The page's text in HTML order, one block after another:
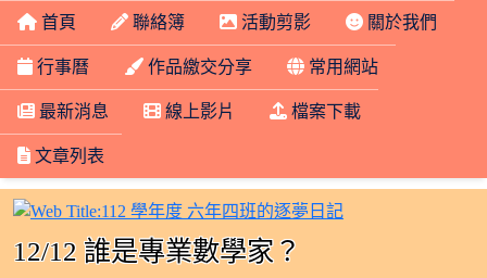
首頁 聯絡簿 活動剪影 關於我們
行事曆 作品繳交分享 常用網站
最新消息 線上影片 檔案下載
文章列表
12/12 誰是專業數學家？